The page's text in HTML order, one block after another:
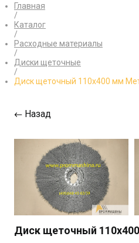
Главная
/
Каталог
/
Расходные материалы
/
Диски щеточные
/
Диск щеточный 110х400 мм
Назад
Диск щеточный